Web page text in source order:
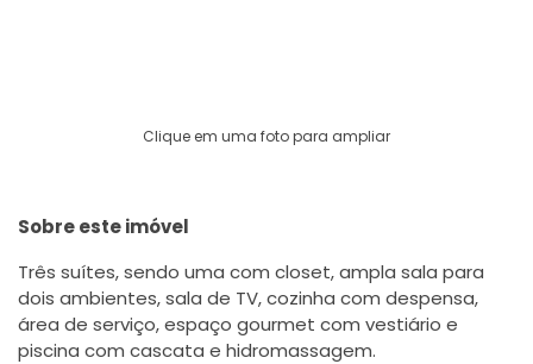
Clique em uma foto para ampliar
Sobre este imóvel
Três suítes, sendo uma com closet, ampla sala para
dois ambientes, sala de TV, cozinha com despensa,
área de serviço, espaço gourmet com vestiário e
piscina com cascata e hidromassagem.